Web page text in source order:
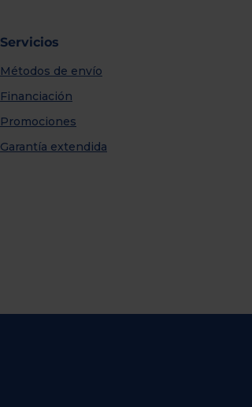
Servicios
Métodos de envío
Financiación
Promociones
Garantía extendida